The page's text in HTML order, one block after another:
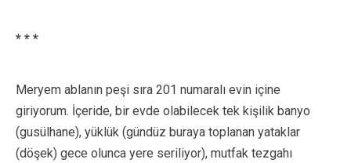
* * *
Meryem ablanın peşi sıra 201 numaralı evin içine
giriyorum. İçeride, bir evde olabilecek tek kişilik banyo
(gusülhane), yüklük (gündüz buraya toplanan yataklar
(döşek) gece olunca yere seriliyor), mutfak tezgahı